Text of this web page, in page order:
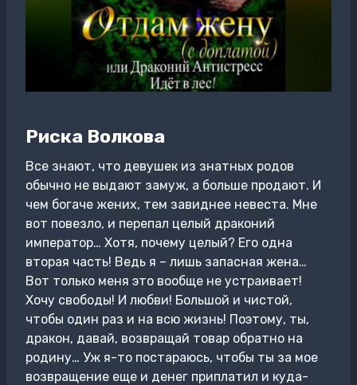
Риска Волкова
Все знают, что девушек из знатных родов
обычно не выдают замуж, а больше продают. И
чем богаче жених, тем завиднее невеста. Мне
вот повезло, и перепал целый драконий
император… Хотя, почему целый? Его одна
вторая часть! Ведь я – лишь запасная жена…
Вот только меня это вообще не устраивает!
Хочу свободы! И любви! Большой и чистой,
чтобы один раз и на всю жизнь! Поэтому, ты,
дракон, давай, возвращай товар обратно на
родину… Уж я-то постараюсь, чтобы ты за мое
возвращение еще и денег приплатил и куда-